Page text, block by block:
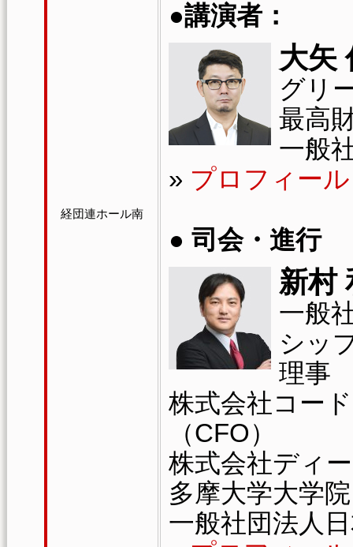
経団連ホール南
●講演者：
大矢
グリ
最高
一般
» プロフィール
● 司会・進行
新村
一般
シッ
理事
株式会社コー
（CFO）
株式会社ディ
多摩大学大学
一般社団法人